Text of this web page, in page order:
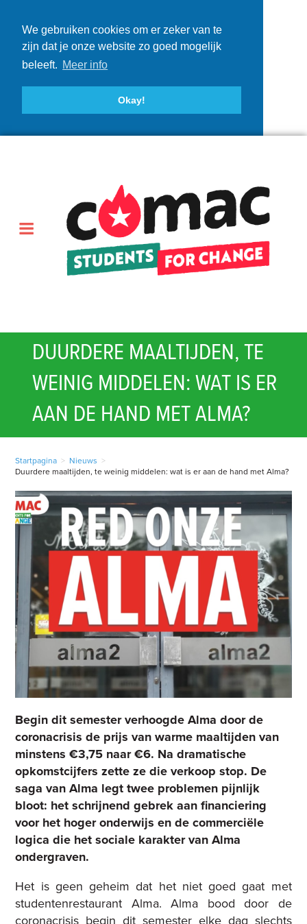
We gebruiken cookies om er zeker van te
zijn dat je onze website zo goed mogelijk
beleeft. Meer info
Okay!
DUURDERE MAALTIJDEN, TE
WEINIG MIDDELEN: WAT IS ER
AAN DE HAND MET ALMA?
Startpagina > Nieuws >
Duurdere maaltijden, te weinig middelen: wat is er aan de hand met Alma?
Begin dit semester verhoogde Alma door de
coronacrisis de prijs van warme maaltijden van
minstens €3,75 naar €6. Na dramatische
opkomstcijfers zette ze die verkoop stop. De
saga van Alma legt twee problemen pijnlijk
bloot: het schrijnend gebrek aan financiering
voor het hoger onderwijs en de commerciële
logica die het sociale karakter van Alma
ondergraven.
Het is geen geheim dat het niet goed gaat met
studentenrestaurant Alma. Alma bood door de
coronacrisis begin dit semester elke dag slechts